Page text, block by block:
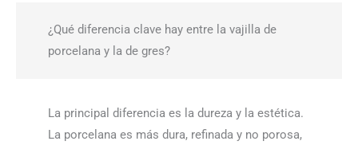
¿Qué diferencia clave hay entre la vajilla de
porcelana y la de gres?
La principal diferencia es la dureza y la estética.
La porcelana es más dura, refinada y no porosa,